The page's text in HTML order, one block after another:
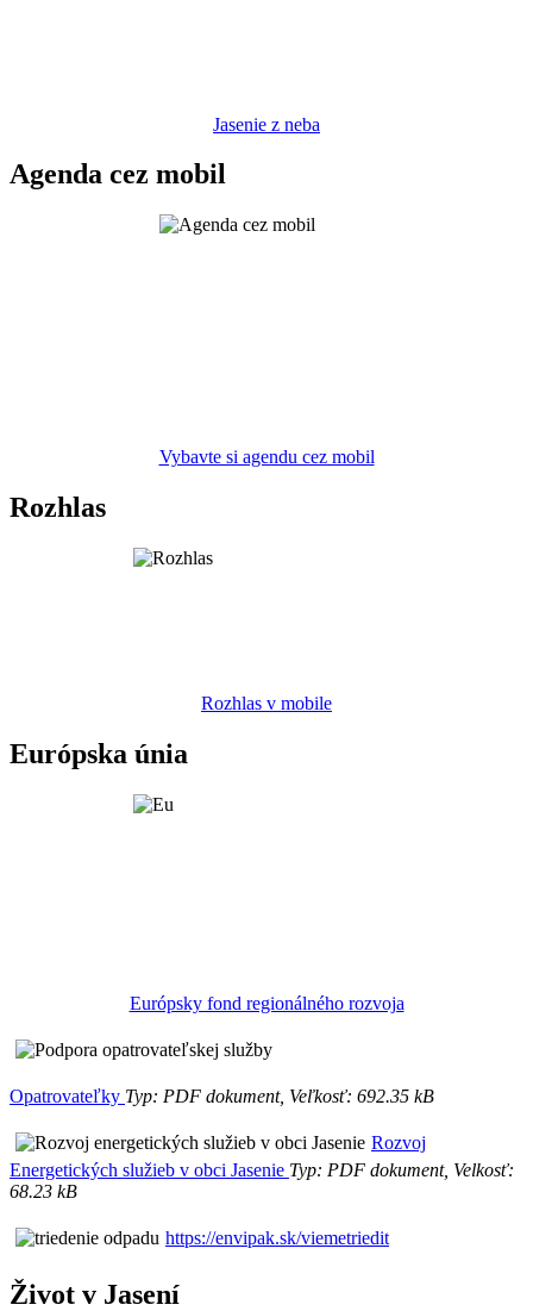
Jasenie z neba
Agenda cez mobil
Vybavte si agendu cez mobil
Rozhlas
Rozhlas v mobile
Európska únia
Európsky fond regionálného rozvoja
Opatrovateľky Typ: PDF dokument, Veľkosť: 692.35 kB
Rozvoj
Energetických služieb v obci Jasenie Typ: PDF dokument, Velkosť:
68.23 kB
https://envipak.sk/viemetriedit
Život v Jasení